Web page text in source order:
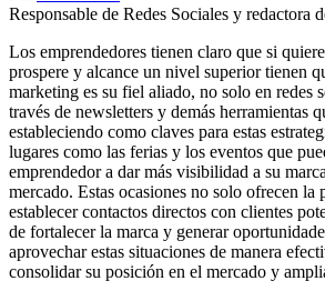
Responsable de Redes Sociales y redactora
Los emprendedores tienen claro que si
prospere y alcance un nivel superior tienen
marketing es su fiel aliado, no solo en redes
través de newsletters y demás herramientas
estableciendo como claves para estas
lugares como las ferias y los eventos que
emprendedor a dar más visibilidad a su
mercado. Estas ocasiones no solo ofrecen la
establecer contactos directos con clientes
de fortalecer la marca y generar
aprovechar estas situaciones de manera
consolidar su posición en el mercado y